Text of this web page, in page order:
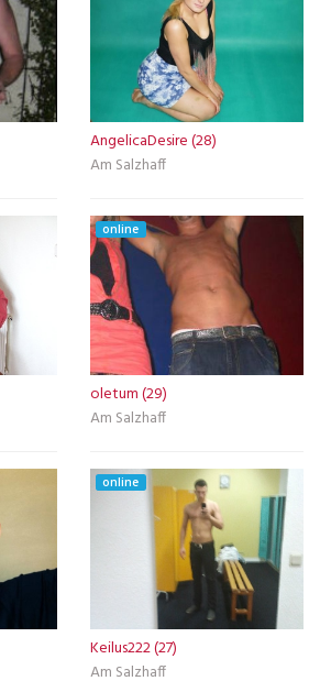
AngelicaDesire (28)
Am Salzhaff
online
oletum (29)
Am Salzhaff
online
Keilus222 (27)
Am Salzhaff